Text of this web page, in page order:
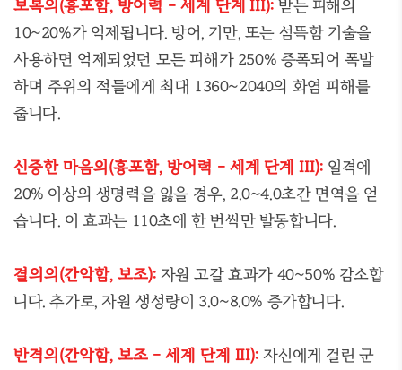
보복의(흉포함, 방어력 - 세계 단계 III): 받는 피해의
10~20%가 억제됩니다. 방어, 기만, 또는 섬뜩함 기술을
사용하면 억제되었던 모든 피해가 250% 증폭되어 폭발
하며 주위의 적들에게 최대 1360~2040의 화염 피해를
줍니다.
신중한 마음의(흉포함, 방어력 - 세계 단계 III): 일격에
20% 이상의 생명력을 잃을 경우, 2.0~4.0초간 면역을 얻
습니다. 이 효과는 110초에 한 번씩만 발동합니다.
결의의(간악함, 보조): 자원 고갈 효과가 40~50% 감소합
니다. 추가로, 자원 생성량이 3.0~8.0% 증가합니다.
반격의(간악함, 보조 - 세계 단계 III): 자신에게 걸린 군